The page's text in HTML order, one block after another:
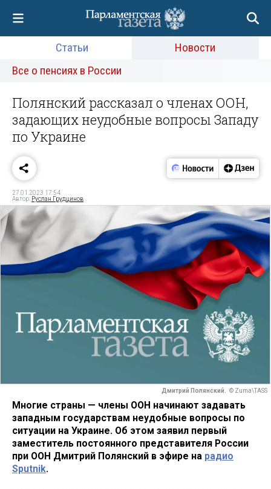
Статьи
Новости
Все о пенсиях в России
Полянский рассказал о членах ООН,
задающих неудобные вопросы Западу
по Украине
27.01.2023 17:54
Автор: Руслан Грудцинов
Дмитрий Полянский. © Zuma\TASS
Многие страны — члены ООН начинают задавать
западным государствам неудобные вопросы по
ситуации на Украине. Об этом заявил первый
заместитель постоянного представителя России
при ООН Дмитрий Полянский в эфире на радио
Sputnik.